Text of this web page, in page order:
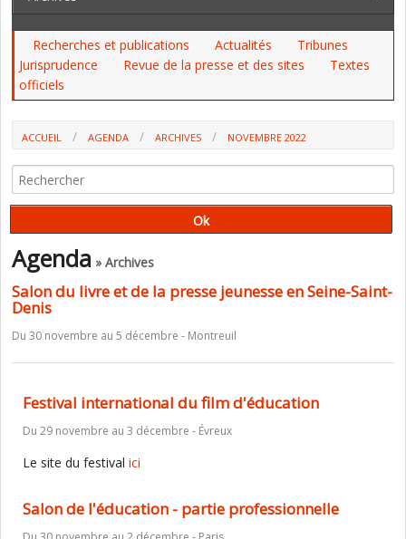
Recherches et publications Actualités
Tribunes
Jurisprudence
Revue de la presse et des sites
Textes
officiels
ACCUEIL AGENDA ARCHIVES NOVEMBRE 2022
Agenda » Archives
Salon du livre et de la presse jeunesse en Seine-Saint-
Denis
Du 30 novembre au 5 décembre - Montreuil
Festival international du film d'éducation
Du 29 novembre au 3 décembre - Évreux
Le site du festival ici
Salon de l'éducation - partie professionnelle